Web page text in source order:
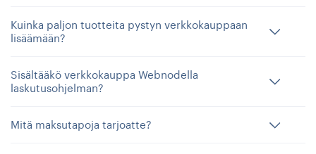
Kuinka paljon tuotteita pystyn verkkokauppaan
lisäämään?
Sisältääkö verkkokauppa Webnodella
laskutusohjelman?
Mitä maksutapoja tarjoatte?